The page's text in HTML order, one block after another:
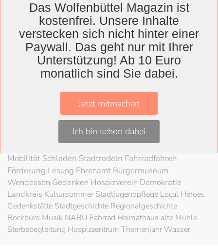
WolfenbüttelLandkreis
WolfenbüttelLessingtheater Ausstellung
Herzog August BibliothekNachhaltigkeit
KunstvereinMuseum
Braunschweigische LandschaftHABSchloss
80 Jahre KriegsendeLiteratur
SchöppenstedtUmweltschutzLAG Rock
Mobilität Schladen Stadtradeln Fahrradfahren
Förderung Lesung Ehrenamt Bürgermuseum
Wendessen Gedenken Hospizverein Demokratie
Landkreis KultursommerStadtjugendpflege Local Heroes
Gedenkstätte Stadtgeschichte Regionalgeschichte
Rockbüro Musik NABU Fahrrad Heimathaus alte Mühle
Sterbebegleitung Hospizzentrum Themenjahr Wasser
Das Wolfenbüttel Magazin ist
kostenfrei. Unsere Inhalte
verstecken sich nicht hinter einer
Paywall. Das geht nur mit Ihrer
Unterstützung! Ab 10 Euro
monatlich sind Sie dabei.
Jetzt mitmachen
Ich bin schon dabei